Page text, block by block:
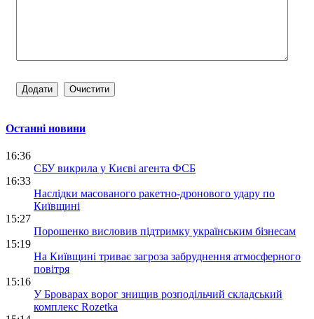
Останні новини
16:36
СБУ викрила у Києві агента ФСБ
16:33
Наслідки масованого ракетно-дронового удару по
Київщині
15:27
Порошенко висловив підтримку українським бізнесам
15:19
На Київщині триває загроза забруднення атмосферного
повітря
15:16
У Броварах ворог знищив розподільчий складський
комплекс Rozetka